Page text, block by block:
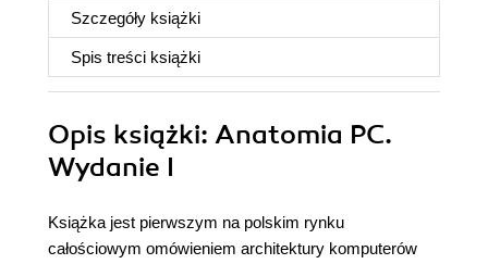
Szczegóły książki
Spis treści książki
Opis książki: Anatomia PC.
Wydanie I
Książka jest pierwszym na polskim rynku
całościowym omówieniem architektury komputerów